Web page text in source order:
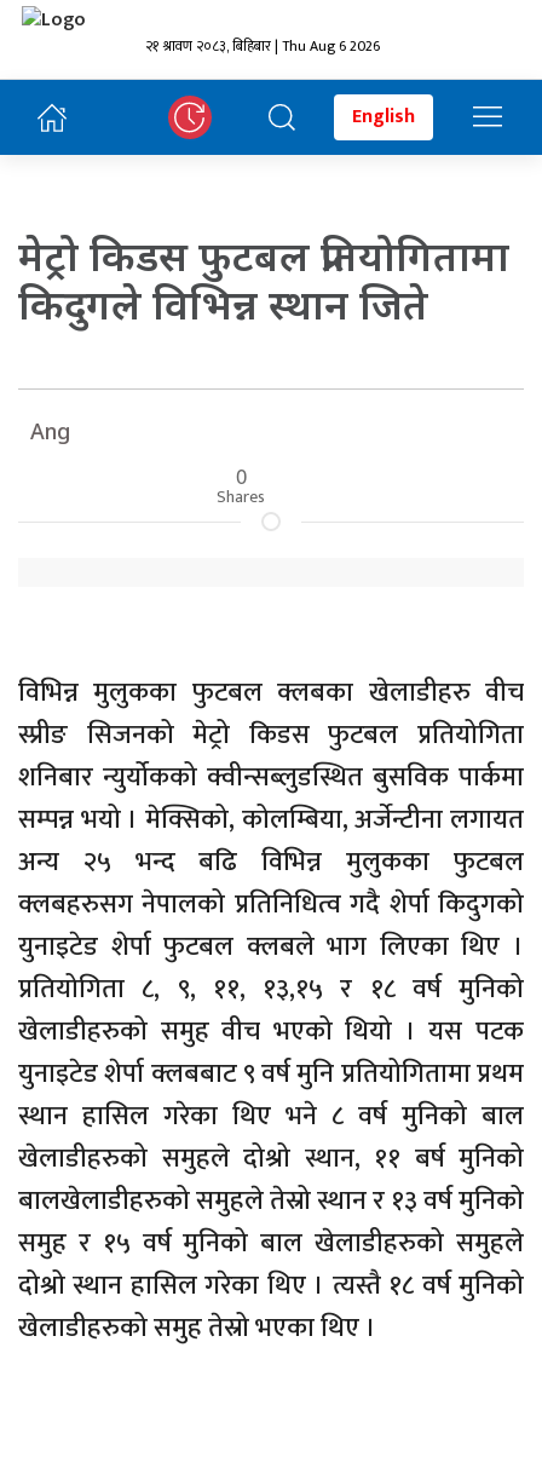
२१ श्रावण २०८३, बिहिबार | Thu Aug 6 2026
English
मेट्रो किडस फुटबल प्रतियोगितामा
किदुगले विभिन्न स्थान जिते
Ang
0
Shares
विभिन्न मुलुकका फुटबल क्लबका खेलाडीहरु वीच
स्प्रीङ सिजनको मेट्रो किडस फुटबल प्रतियोगिता
शनिबार न्युर्योकको क्वीन्सब्लुडस्थित बुसविक पार्कमा
सम्पन्न भयो । मेक्सिको, कोलम्बिया, अर्जेन्टीना लगायत
अन्य २५ भन्द बढि विभिन्न मुलुकका फुटबल
क्लबहरुसग नेपालको प्रतिनिधित्व गदै शेर्पा किदुगको
युनाइटेड शेर्पा फुटबल क्लबले भाग लिएका थिए ।
प्रतियोगिता ८, ९, ११, १३,१५ र १८ वर्ष मुनिको
खेलाडीहरुको समुह वीच भएको थियो । यस पटक
युनाइटेड शेर्पा क्लबबाट ९ वर्ष मुनि प्रतियोगितामा प्रथम
स्थान हासिल गरेका थिए भने ८ वर्ष मुनिको बाल
खेलाडीहरुको समुहले दोश्रो स्थान, ११ बर्ष मुनिको
बालखेलाडीहरुको समुहले तेस्रो स्थान र १३ वर्ष मुनिको
समुह र १५ वर्ष मुनिको बाल खेलाडीहरुको समुहले
दोश्रो स्थान हासिल गरेका थिए । त्यस्तै १८ वर्ष मुनिको
खेलाडीहरुको समुह तेस्रो भएका थिए ।